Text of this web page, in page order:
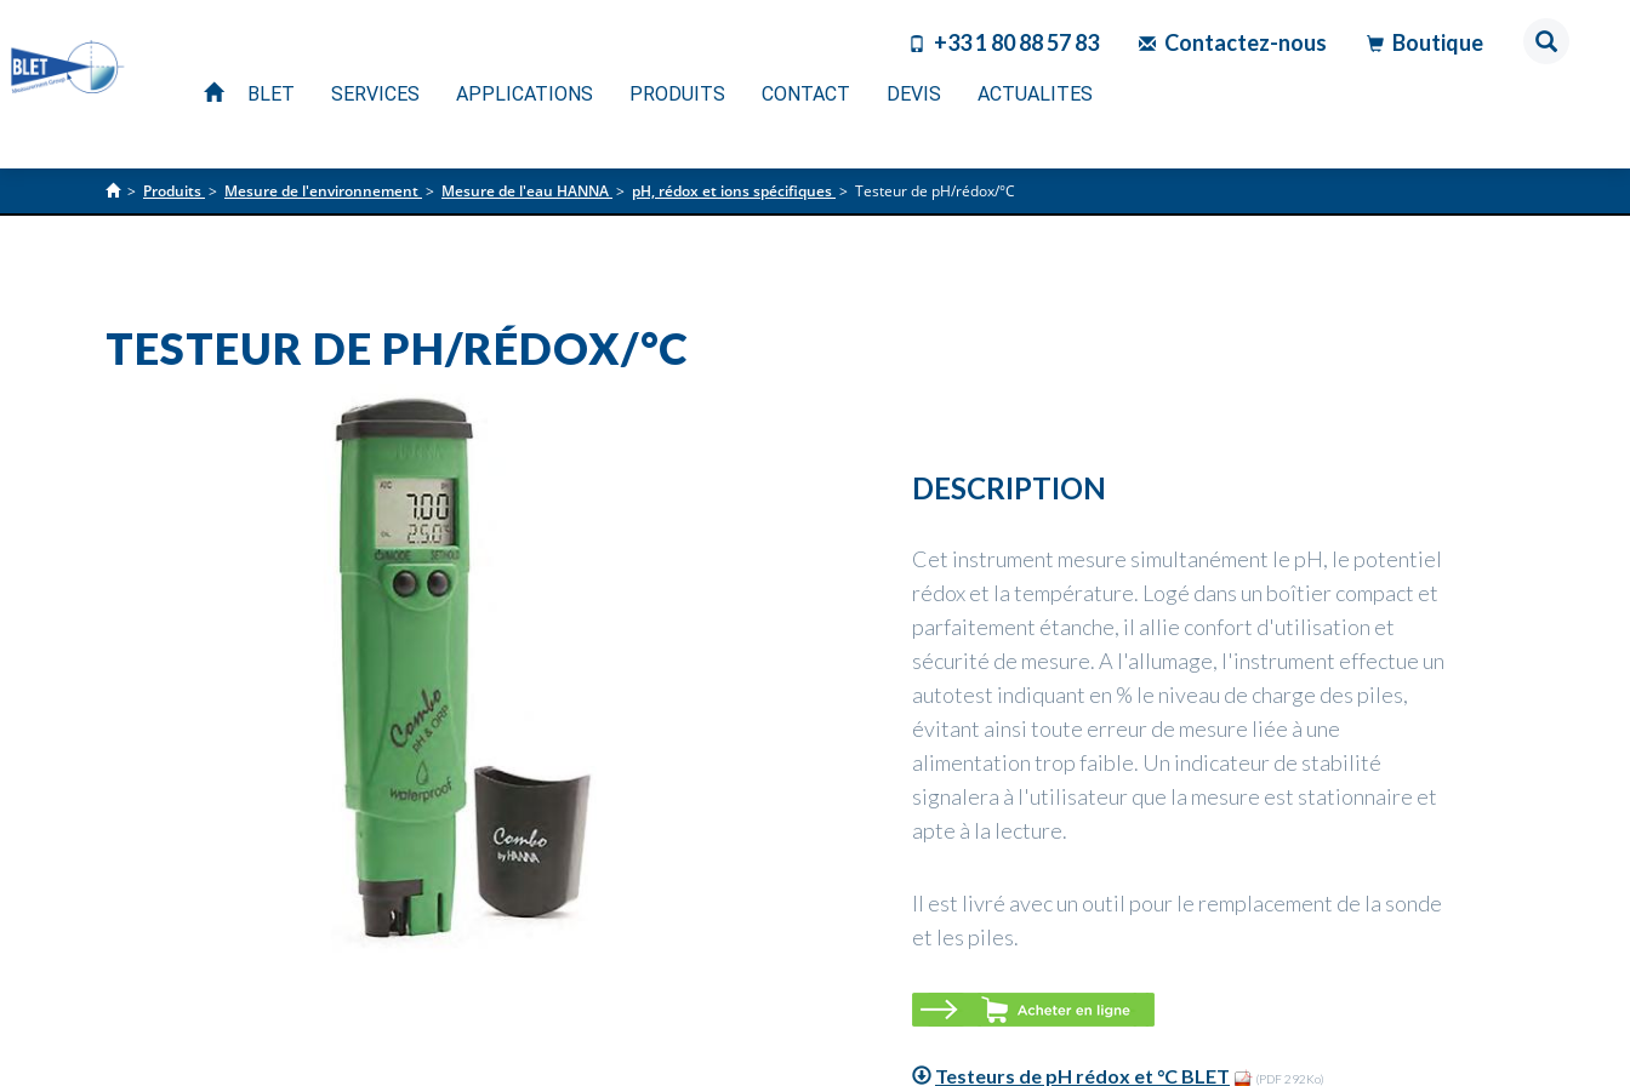
+33 1 80 88 57 83 Contactez-nous Boutique
BLET SERVICES APPLICATIONS PRODUITS CONTACT DEVIS ACTUALITES
> Produits > Mesure de l'environnement > Mesure de l'eau HANNA > pH, rédox et ions spécifiques > Testeur de pH/rédox/°C
TESTEUR DE PH/RÉDOX/°C
DESCRIPTION
Cet instrument mesure simultanément le pH, le potentiel
rédox et la température. Logé dans un boîtier compact et
parfaitement étanche, il allie confort d'utilisation et
sécurité de mesure. A l'allumage, l'instrument effectue un
autotest indiquant en % le niveau de charge des piles,
évitant ainsi toute erreur de mesure liée à une
alimentation trop faible. Un indicateur de stabilité
signalera à l'utilisateur que la mesure est stationnaire et
apte à la lecture.
Il est livré avec un outil pour le remplacement de la sonde
et les piles.
Testeurs de pH rédox et °C BLET (PDF 292Ko)